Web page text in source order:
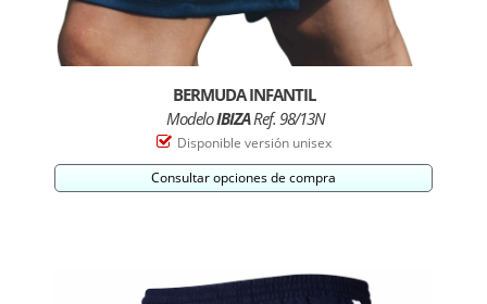
BERMUDA INFANTIL
ModeloIBIZARef. 98/13N
Disponible versión unisex
Consultar opciones de compra